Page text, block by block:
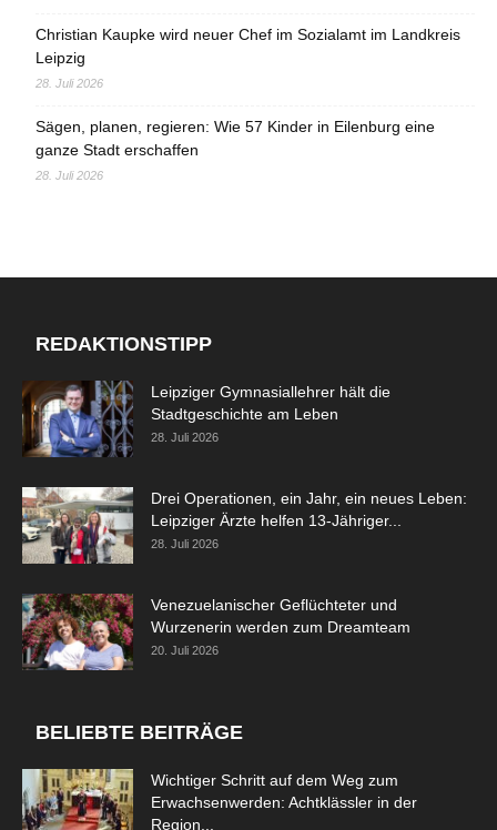
Christian Kaupke wird neuer Chef im Sozialamt im Landkreis
Leipzig
28. Juli 2026
Sägen, planen, regieren: Wie 57 Kinder in Eilenburg eine
ganze Stadt erschaffen
28. Juli 2026
REDAKTIONSTIPP
Leipziger Gymnasiallehrer hält die
Stadtgeschichte am Leben
28. Juli 2026
Drei Operationen, ein Jahr, ein neues Leben:
Leipziger Ärzte helfen 13-Jähriger...
28. Juli 2026
Venezuelanischer Geflüchteter und
Wurzenerin werden zum Dreamteam
20. Juli 2026
BELIEBTE BEITRÄGE
Wichtiger Schritt auf dem Weg zum
Erwachsenwerden: Achtklässler in der
Region...